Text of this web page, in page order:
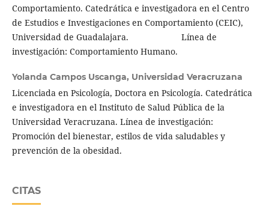
Comportamiento. Catedrática e investigadora en el Centro
de Estudios e Investigaciones en Comportamiento (CEIC),
Universidad de Guadalajara. Línea de
investigación: Comportamiento Humano.
Yolanda Campos Uscanga, Universidad Veracruzana
Licenciada en Psicología, Doctora en Psicología. Catedrática
e investigadora en el Instituto de Salud Pública de la
Universidad Veracruzana. Línea de investigación:
Promoción del bienestar, estilos de vida saludables y
prevención de la obesidad.
CITAS